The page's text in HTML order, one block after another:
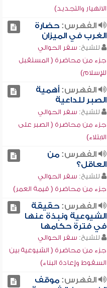
الانهيار والتجديد)
الفهرس:حضارة
الغرب في الميزان
للشيخ: سفر الحوالي
جزء من محاضرة ( المستقبل
للإسلام)
الفهرس:أهمية
الصبر للداعية
للشيخ: سفر الحوالي
جزء من محاضرة ( الصبر على
الابتلاء)
الفهرس:من
العاقل؟
للشيخ: سفر الحوالي
جزء من محاضرة ( قيمة العمر)
الفهرس:حقيقة
الشيوعية ونبذة عنها
في فترة حكامها
للشيخ: سفر الحوالي
جزء من محاضرة ( الشيوعية بين
السقوط وإعادة البناء)
الفهرس:موقف